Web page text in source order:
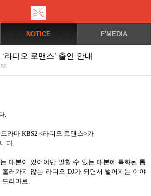
NOTICE F'MEDIA
라디오 로맨스’ 출연 안내
.
라마 KBS2 <라디오 로맨스>가
다.
는 대본이 있어야만 말할 수 있는 대본에 특화된 톱
러가지 않는 라디오 DJ가 되면서 벌어지는 이야
드라마로,